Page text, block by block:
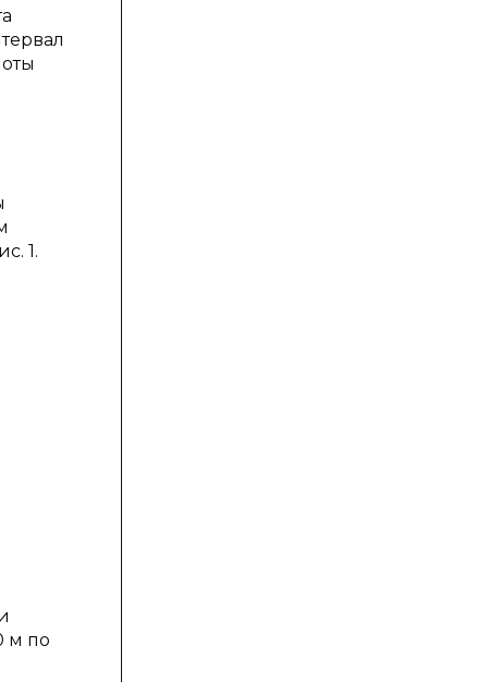
1.
м по